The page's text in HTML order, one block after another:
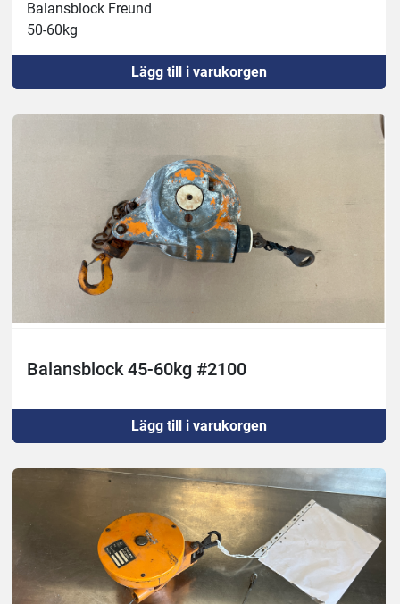
Balansblock Freund
50-60kg
Lägg till i varukorgen
Balansblock 45-60kg #2100
Lägg till i varukorgen